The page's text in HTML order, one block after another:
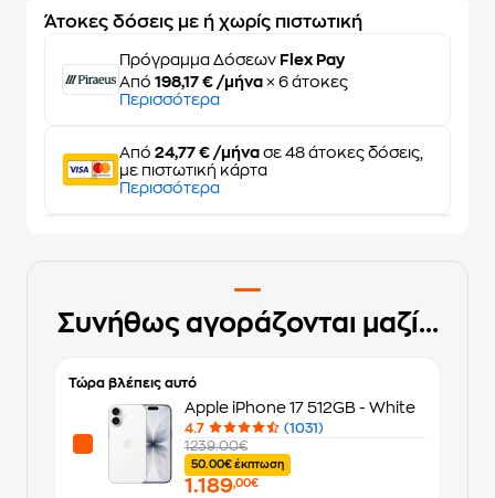
Άτοκες δόσεις με ή χωρίς πιστωτική
Πρόγραμμα Δόσεων Flex Pay
Από 198,17 € /μήνα × 6 άτοκες
Περισσότερα
Από 24,77 € /μήνα σε 48 άτοκες δόσεις,
με πιστωτική κάρτα
Περισσότερα
Συνήθως αγοράζονται μαζί...
Τώρα βλέπεις αυτό
Apple iPhone 17 512GB - White
4.7
(1031)
1239.00€
50.00€ έκπτωση
1.189,00€